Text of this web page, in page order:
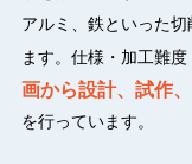
アルミ、鉄といった切
ます。仕様・加工難
画から設計、試作
を行っています。